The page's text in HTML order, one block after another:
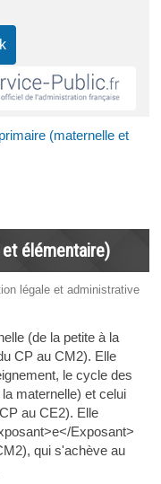
(maternelle et
élémentaire)
légale et administrative
(de la petite à la
CP au CM2). Elle
le cycle des
maternelle) et celui
au CE2). Elle
Exposant>
qui s'achève au